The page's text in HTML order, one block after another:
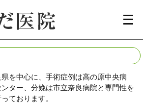
メ
ニ
開
を中心に、手術症例は高の原中央病
ター、分娩は市立奈良病院と専門性を
ております。